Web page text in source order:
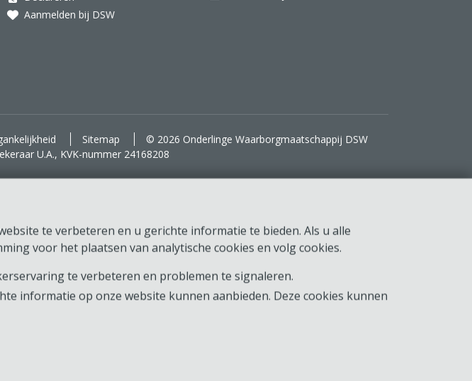
te verbeteren en u gerichte informatie te bieden. Als u alle
voor het plaatsen van analytische cookies en volg cookies.
te verbeteren en problemen te signaleren.
informatie op onze website kunnen aanbieden. Deze cookies kunnen
Aanmelden bij DSW
Sitemap
© 2026 Onderlinge Waarborgmaatschappij DSW
U.A., KVK-nummer 24168208